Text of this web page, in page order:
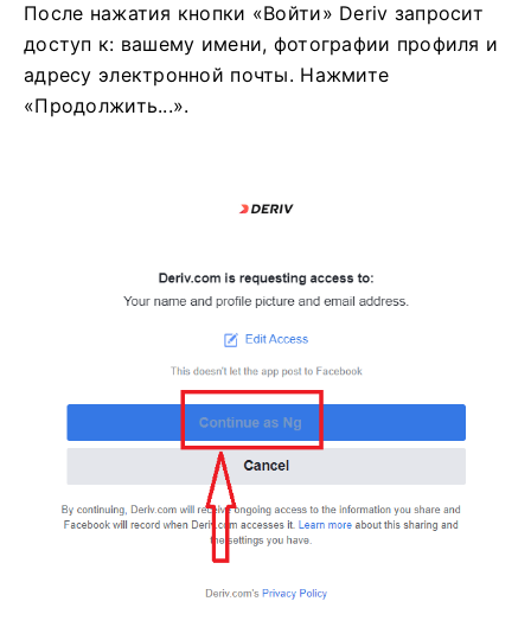
После нажатия кнопки «Войти» Deriv запросит
доступ к: вашему имени, фотографии профиля и
адресу электронной почты. Нажмите
«Продолжить...».